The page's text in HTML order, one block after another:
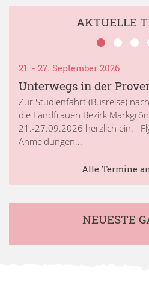
AKTUELLE
21. - 27. September 2026
Unterwegs in der
Zur Studienfahrt (Busreise)
die Landfrauen Bezirk
21.-27.09.2026 herzlich ein.
Anmeldungen...
Alle Termine
NEUESTE